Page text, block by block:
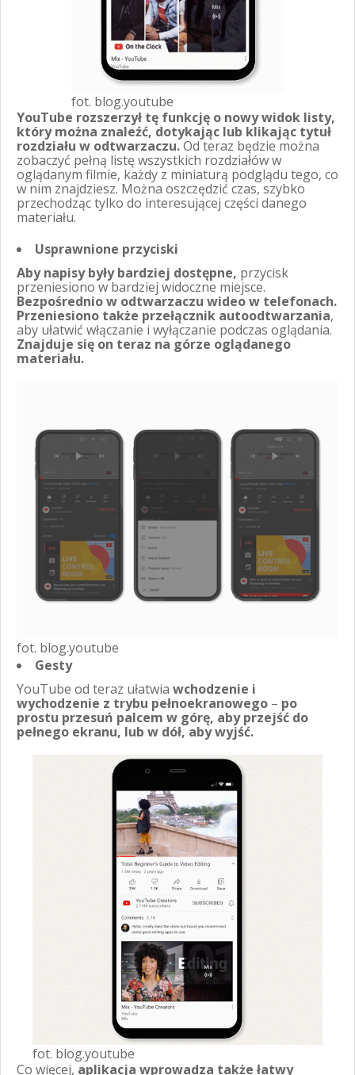
fot. blog.youtube
YouTube rozszerzył tę funkcję o nowy widok listy,
który można znaleźć, dotykając lub klikając tytuł
rozdziału w odtwarzaczu.Od teraz będzie można
zobaczyć pełną listę wszystkich rozdziałów w
oglądanym filmie, każdy z miniaturą podglądu tego, co
w nim znajdziesz. Można oszczędzić czas, szybko
przechodząc tylko do interesującej części danego
materiału.
Usprawnione przyciski
Aby napisy były bardziej dostępne, przycisk
przeniesiono w bardziej widoczne miejsce.
Bezpośrednio w odtwarzaczu wideo w telefonach.
Przeniesiono także przełącznik autoodtwarzania,
aby ułatwić włączanie i wyłączanie podczas oglądania.
Znajduje się on teraz na górze oglądanego
materiału.
fot. blog.youtube
Gesty
YouTube od teraz ułatwia wchodzenie i
wychodzenie z trybu pełnoekranowego – po
prostu przesuń palcem w górę, aby przejść do
pełnego ekranu, lub w dół, aby wyjść.
fot. blog.youtube
Co więcej, aplikacja wprowadza także łatwy